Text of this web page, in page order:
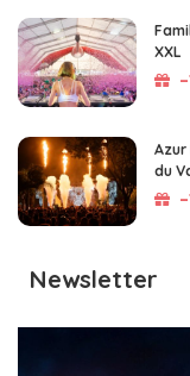
XXL
-
du
-
Newsletter